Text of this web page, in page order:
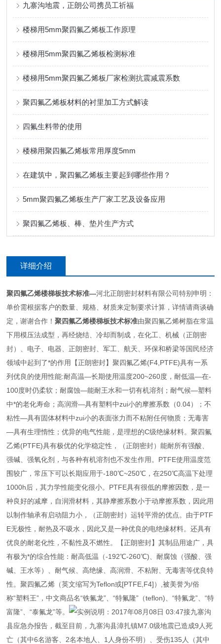
九寨沟地震，正朗公司携员工祈福
楼梯用5mm聚四氟乙烯板工作原理
楼梯用5mm聚四氟乙烯板检测标准
楼梯用5mm聚四氟乙烯板厂家检测抗震减震系数
聚四氟乙烯板材料的衬里加工方式解读
四氟生料带的使用
楼梯用聚四氟乙烯板常用厚度5mm
在建筑中，聚四氟乙烯板主要起到哪些作用？
5mm聚四氟乙烯板生产厂家工艺及设备应用
聚四氟乙烯板、棒、垫片生产方式
详细介绍
聚四氟乙烯楼梯板技术标准—河北正朗密封材料有限公司特别申明：
单价需根据客户的数量、规格、材质来定制要求计算，详情请商谈确
定，谢谢合作！聚四氟乙烯楼梯板技术标准由聚四氟乙烯树脂在常温
下用模压法成型，再经烧结、冷却而制成，在化工、机械（正朗密
封）、电子、电器、正朗密封、军工、航天、环保和桥梁等国民经济
领域中起到了*的作用【正朗密封】聚四氟乙烯(F4,PTFE)具有一系
列优良的使用性能:耐高温—长期使用温度200~260度，耐低温—在-
100度时仍柔软；耐腐蚀—能耐王水和一切有机溶剂；耐气候—塑料
中*的老化寿命；高润滑—具有塑料中zui小的摩擦系数（0.04）；不
粘性—具有固体材料中zui小的表面张力而不粘附任何物质；无毒害
—具有生理惰性；优异的电气性能，是理想的C级绝缘材料。聚四氟
乙烯(PTFE)具有极优的化学稳定性，（正朗密封）能耐所有强酸、
强碱、强氧化剂，与各种有机溶剂也不发生作用。PTFE使用温度范
围较广，常压下可以长期应用于-180℃~250℃，在250℃高温下处理
1000h后，其力学性能变化很小。PTFE具有很低的摩擦因数，是一
种良好的减摩，自润滑材料，其静摩擦系数小于动摩擦系数，因此用
以制作轴承有启动阻力小，（正朗密封）运转平滑的优点。由于PTF
E无极性，耐热及不吸水，因此又是一种优良的电绝缘材料。还具有
优良的耐老化性，不黏性及不燃性。【正朗密封】其制品用途广，具
有极为*的综合性能：耐高低温（-192℃-260℃)、耐腐蚀（强酸、强
碱、王水等）、耐气候、高绝缘、高润滑、不粘附、无毒害等优良特
性。聚四氟乙烯（英文缩写为Teflon或[PTFE,F4]）,被美誉为/俗
称“塑料王”，中文商品名“铁氟龙”、“特氟隆”（teflon)、“特氟龙”、“特
富隆”、“泰氟龙”等。
实例说明：2017年08月08日 03:47接九寨沟
县应急办报告，截至目前，九寨沟县漳扎镇M7.0级地震已造成9人死
亡（其中6名游客、2名本地人、1人身份不明）、受伤135人（其中